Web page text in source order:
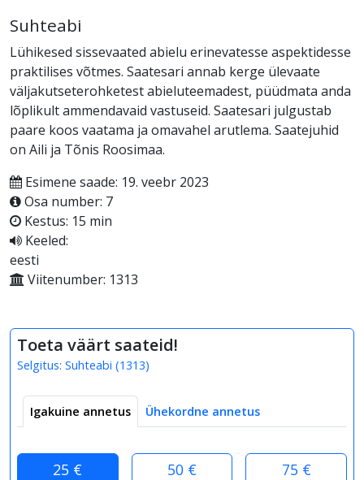
Suhteabi
Lühikesed sissevaated abielu erinevatesse aspektidesse
praktilises võtmes. Saatesari annab kerge ülevaate
väljakutseterohketest abieluteemadest, püüdmata anda
lõplikult ammendavaid vastuseid. Saatesari julgustab
paare koos vaatama ja omavahel arutlema. Saatejuhid
on Aili ja Tõnis Roosimaa.
Esimene saade: 19. veebr 2023
Osa number: 7
Kestus: 15 min
Keeled:
eesti
Viitenumber: 1313
Toeta väärt saateid!
Selgitus: Suhteabi (1313)
Igakuine annetus Ühekordne annetus
25 € 50 € 75 €